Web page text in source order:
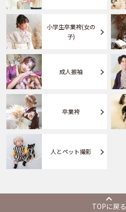
小学生卒業袴(女の
子)
成人振袖
卒業袴
人とペット撮影
TOPに戻る